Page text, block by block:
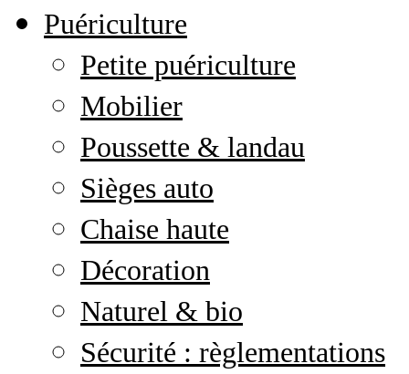
Puériculture
Petite puériculture
Mobilier
Poussette & landau
Sièges auto
Chaise haute
Décoration
Naturel & bio
Sécurité : règlementations